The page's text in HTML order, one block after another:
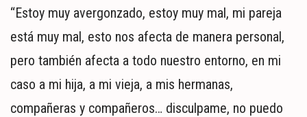
“Estoy muy avergonzado, estoy muy mal, mi pareja
está muy mal, esto nos afecta de manera personal,
pero también afecta a todo nuestro entorno, en mi
caso a mi hija, a mi vieja, a mis hermanas,
compañeras y compañeros… disculpame, no puedo